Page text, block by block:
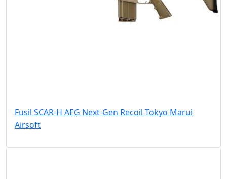
Fusil SCAR-H AEG Next-Gen Recoil Tokyo Marui
Airsoft